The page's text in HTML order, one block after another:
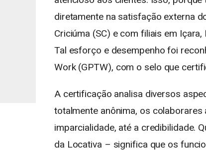
diretamente na satisfação externa
Criciúma (SC) e com filiais em
Tal esforço e desempenho foi
Work (GPTW), com o selo que
A certificação analisa diversos
totalmente anônima, os
imparcialidade, até a credibilidade.
da Locativa – significa que os